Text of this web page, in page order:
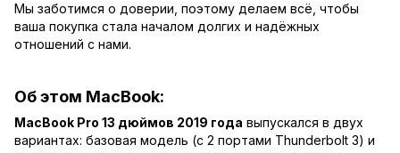
Мы заботимся о доверии, поэтому делаем всё, чтобы
ваша покупка стала началом долгих и надёжных
отношений с нами.
Об этом MacBook:
MacBook Pro 13 дюймов 2019 года выпускался в двух
вариантах: базовая модель (с 2 портами Thunderbolt 3) и